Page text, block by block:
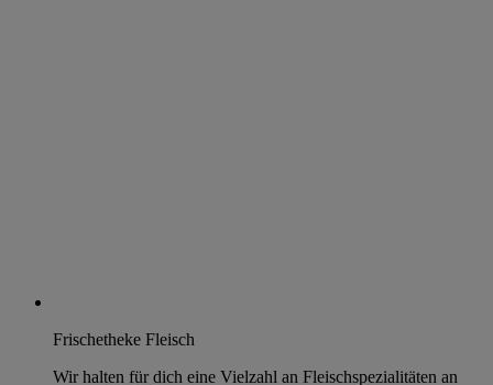
Frischetheke Fleisch
Wir halten für dich eine Vielzahl an Fleischspezialitäten an